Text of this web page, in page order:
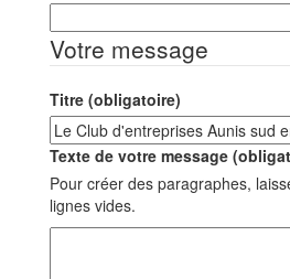
Votre message
Titre (obligatoire)
Texte de votre message
Pour créer des paragraphes,
lignes vides.